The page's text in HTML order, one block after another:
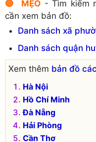
Quận Long Biên
Quận Nam Từ Liêm
Quận Thanh Xuân
Thị xã Sơn Tây
Huyện Chương Mỹ
🔴 MẸO- Tìm kiếm
cần xem bản đồ:
Danh sách xã
Danh sách quận
Xem thêm bản đồ
Hà Nội
Hồ Chí Minh
Đà Nẵng
Hải Phòng
Cần Thơ